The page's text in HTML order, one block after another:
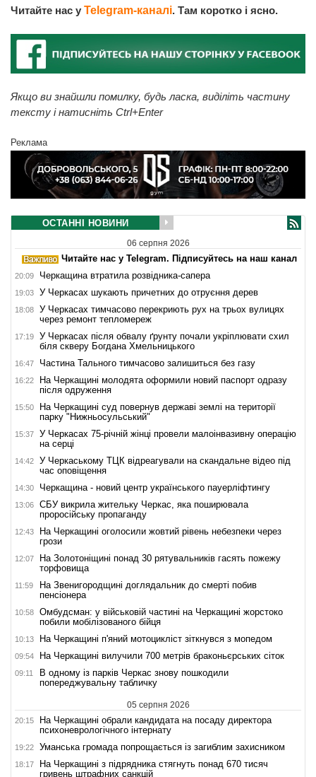
Читайте нас у Telegram-каналі. Там коротко і ясно.
Якщо ви знайшли помилку, будь ласка, виділіть частину
тексту і натисніть Ctrl+Enter
Реклама
ОСТАННІ НОВИНИ
06 серпня 2026
Читайте нас у Telegram. Підписуйтесь на наш канал
20:09 Черкащина втратила розвідника-сапера
19:03 У Черкасах шукають причетних до отруєння дерев
18:08
У Черкасах тимчасово перекриють рух на трьох вулицях
через ремонт тепломереж
17:19
У Черкасах після обвалу ґрунту почали укріплювати схил
біля скверу Богдана Хмельницького
16:47 Частина Тального тимчасово залишиться без газу
16:22
На Черкащині молодята оформили новий паспорт одразу
після одруження
15:50
На Черкащині суд повернув державі землі на території
парку "Нижньосульський"
15:37
У Черкасах 75-річній жінці провели малоінвазивну операцію
на серці
14:42
У Черкаському ТЦК відреагували на скандальне відео під
час оповіщення
14:30 Черкащина - новий центр українського пауерліфтингу
13:06
СБУ викрила жительку Черкас, яка поширювала
проросійську пропаганду
12:43
На Черкащині оголосили жовтий рівень небезпеки через
грози
12:07
На Золотоніщині понад 30 рятувальників гасять пожежу
торфовища
11:59
На Звенигородщині доглядальник до смерті побив
пенсіонера
10:58
Омбудсман: у військовій частині на Черкащині жорстоко
побили мобілізованого бійця
10:13 На Черкащині п'яний мотоцикліст зіткнувся з мопедом
09:54 На Черкащині вилучили 700 метрів браконьєрських сіток
09:11
В одному із парків Черкас знову пошкодили
попереджувальну табличку
05 серпня 2026
20:15
На Черкащині обрали кандидата на посаду директора
психоневрологічного інтернату
19:22 Уманська громада попрощається із загиблим захисником
18:17
На Черкащині з підрядника стягнуть понад 670 тисяч
гривень штрафних санкцій